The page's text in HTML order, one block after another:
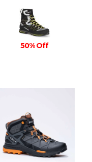
50% Off